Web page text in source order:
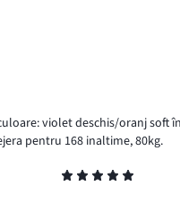
violet deschis/oranj soft
pentru 168 inaltime, 80kg.